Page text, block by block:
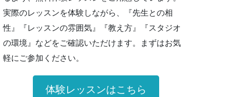
実際のレッスンを体験しながら、『先生との相
性』『レッスンの雰囲気』『教え方』『スタジオ
の環境』などをご確認いただけます。まずはお気
軽にご参加ください。
体験レッスンはこちら